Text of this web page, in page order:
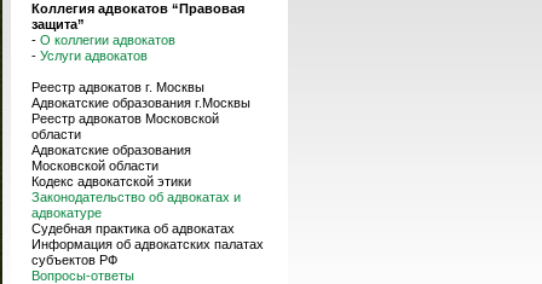
Коллегия адвокатов “Правовая
защита”
- О коллегии адвокатов
- Услуги адвокатов
Реестр адвокатов г. Москвы
Адвокатские образования г.Москвы
Реестр адвокатов Московской
области
Адвокатские образования
Московской области
Кодекс адвокатской этики
Законодательство об адвокатах и
адвокатуре
Судебная практика об адвокатах
Информация об адвокатских палатах
субъектов РФ
Вопросы-ответы